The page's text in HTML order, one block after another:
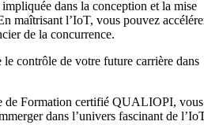
dans la conception et la mise
maîtrisant l’IoT, vous pouvez
de la concurrence.
le contrôle de votre future carrière dans
de Formation certifié QUALIOPI, vous
dans l’univers fascinant de